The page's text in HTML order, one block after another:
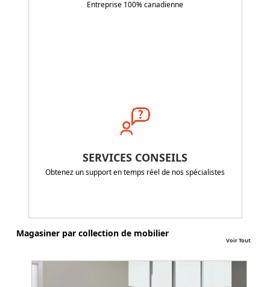
Entreprise 100% canadienne
SERVICES CONSEILS
Obtenez un support en temps réel de nos spécialistes
Magasiner par collection de mobilier
Voir Tout